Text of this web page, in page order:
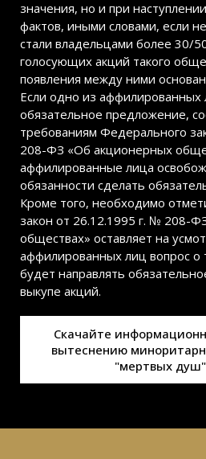
значения, но и при
фактов, иными словами, если
стали владельцами более 30/
голосующих акций такого
появления между ними
Если одно из аффилированных
обязательное предложение,
требованиям Федерального
208-ФЗ «Об акционерных
аффилированные лица
обязанности сделать
Кроме того, необходимо
закон от 26.12.1995 г. № 208-
обществах» оставляет на
аффилированных лиц вопрос о
будет направлять
выкупе акций.
Скачайте
вытеснению
"мертвых